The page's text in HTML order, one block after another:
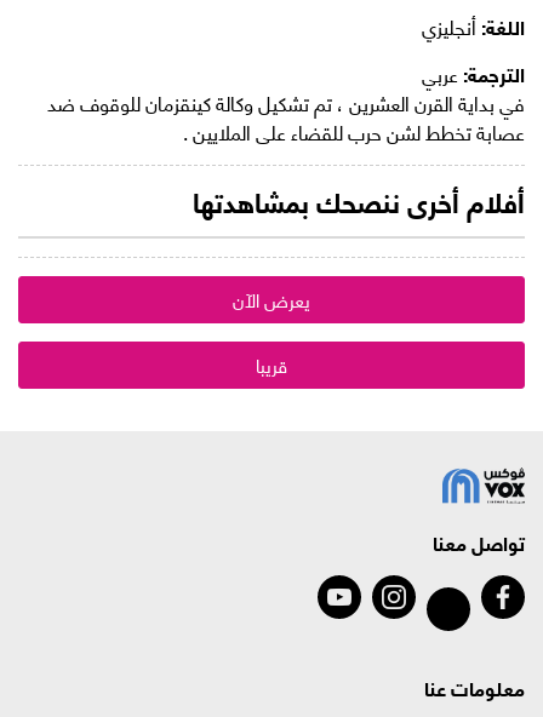
اللغة:أنجليزي
الترجمة:عربي
في بداية القرن العشرين ، تم تشكيل وكالة كينقزمان للوقوف ضد
عصابة تخطط لشن حرب للقضاء على الملايين .
أفلام أخرى ننصحك بمشاهدتها
يعرض الآن
قريبا
تواصل معنا
معلومات عنا